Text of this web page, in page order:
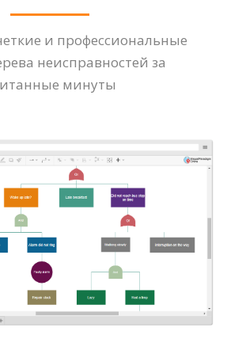
и профессиональные
неисправностей за
минуты